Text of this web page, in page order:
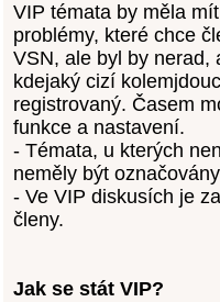
VIP témata by měla
problémy, které chce
VSN, ale byl by nerad,
kdejaký cizí
registrovaný. Časem
funkce a nastavení.
- Témata, u kterých
neměly být
- Ve VIP diskusích je
členy.
Jak se stát VIP?